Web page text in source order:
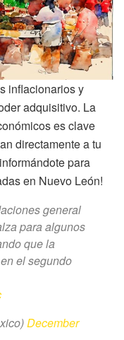
inflacionarios y
adquisitivo. La
es clave
directamente a tu
para
en Nuevo León!
general
para algunos
que la
el segundo
December